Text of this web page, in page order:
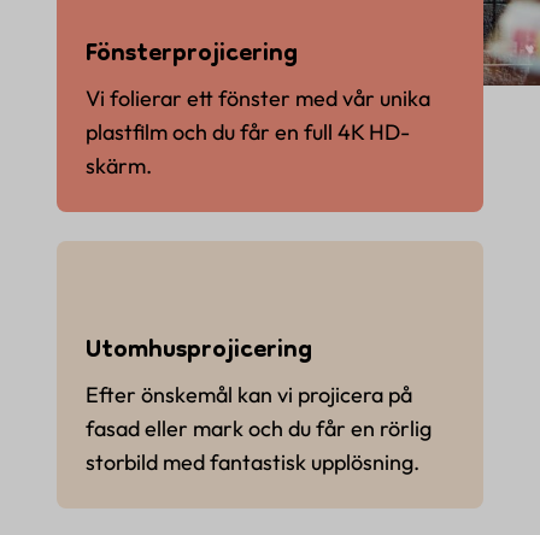
Fönsterprojicering
Vi folierar ett fönster med vår unika
plastfilm och du får en full 4K HD-
skärm.
Utomhusprojicering
Efter önskemål kan vi projicera på
fasad eller mark och du får en rörlig
storbild med fantastisk upplösning.